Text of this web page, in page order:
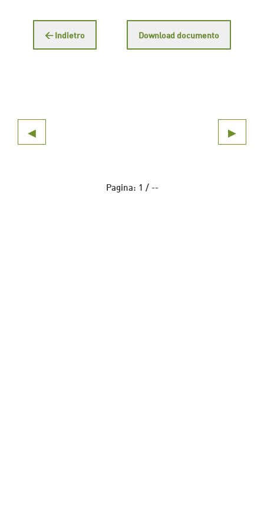
← Indietro Download documento
◀ ▶
Pagina: 1 / --